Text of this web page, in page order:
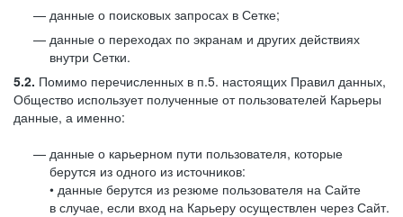
данные о поисковых запросах в Сетке;
данные о переходах по экранам и других действиях
внутри Сетки.
5.2. Помимо перечисленных в п.5. настоящих Правил данных,
Общество использует полученные от пользователей Карьеры
данные, а именно:
данные о карьерном пути пользователя, которые
берутся из одного из источников:
• данные берутся из резюме пользователя на Сайте
в случае, если вход на Карьеру осуществлен через Сайт.